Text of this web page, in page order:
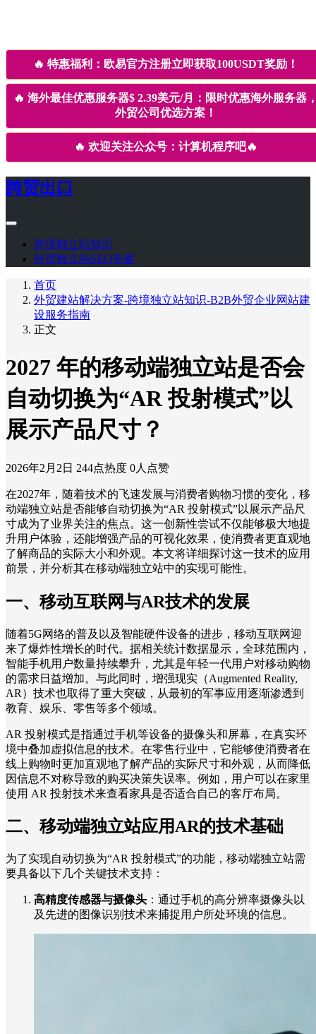
🔥 特惠福利：欧易官方注册立即获取100USDT奖励！
🔥 海外最佳优惠服务器$ 2.39美元/月：限时优惠海外服务器
外贸公司优选方案！
🔥 欢迎关注公众号：计算机程序吧🔥
跨贸出口
跨境独立站知识
外贸独立站SEO专家
首页
外贸建站解决方案-跨境独立站知识-B2B外贸企业网站建
设服务指南
正文
2027 年的移动端独立站是否会
自动切换为“AR 投射模式”以
展示产品尺寸？
2026年2月2日 244点热度 0人点赞
在2027年，随着技术的飞速发展与消费者购物习惯的变化，移
动端独立站是否能够自动切换为“AR 投射模式”以展示产品尺
寸成为了业界关注的焦点。这一创新性尝试不仅能够极大地提
升用户体验，还能增强产品的可视化效果，使消费者更直观地
了解商品的实际大小和外观。本文将详细探讨这一技术的应用
前景，并分析其在移动端独立站中的实现可能性。
一、移动互联网与AR技术的发展
随着5G网络的普及以及智能硬件设备的进步，移动互联网迎
来了爆炸性增长的时代。据相关统计数据显示，全球范围内，
智能手机用户数量持续攀升，尤其是年轻一代用户对移动购物
的需求日益增加。与此同时，增强现实（Augmented Reality,
AR）技术也取得了重大突破，从最初的军事应用逐渐渗透到
教育、娱乐、零售等多个领域。
AR 投射模式是指通过手机等设备的摄像头和屏幕，在真实环
境中叠加虚拟信息的技术。在零售行业中，它能够使消费者在
线上购物时更加直观地了解产品的实际尺寸和外观，从而降低
因信息不对称导致的购买决策失误率。例如，用户可以在家里
使用 AR 投射技术来查看家具是否适合自己的客厅布局。
二、移动端独立站应用AR的技术基础
为了实现自动切换为“AR 投射模式”的功能，移动端独立站需
要具备以下几个关键技术支持：
高精度传感器与摄像头 ：通过手机的高分辨率摄像头以
及先进的图像识别技术来捕捉用户所处环境的信息。